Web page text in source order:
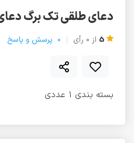
دعای طلقی تک برگ دعای
5 از 0 رأی 0 پرسش و پاسخ
بسته بندی 1 عددی